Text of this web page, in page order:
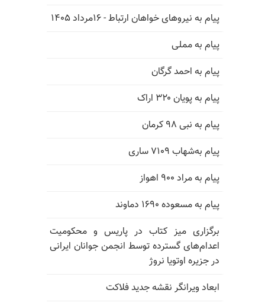
پیام به نیروهای خواهان ارتباط - ۱۶مرداد ۱۴۰۵
پیام به مملی
پیام به احمد گرگان
پیام به پویان ۳۲۰ اراک
پیام به نبی ۹۸ کرمان
پیام به‌شهاب ۷۱۰۹ ساری
پیام به مراد ۹۰۰ اهواز
پیام به مسعوده ۱۶۹۰ دماوند
برگزاری میز کتاب در پاریس و محکومیت
اعدام‌های گسترده توسط انجمن جوانان ایرانی
در جزیره اوتویا نروژ
ابعاد ویرانگر نقشه جدید فلاکت